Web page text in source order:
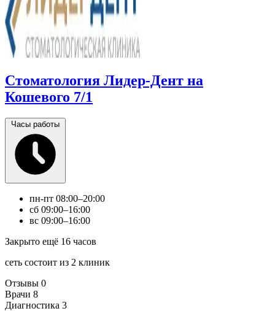
Стоматология Лидер-Дент на
Кошевого 7/1
Часы работы
пн-пт 08:00–20:00
сб 09:00–16:00
вс 09:00–16:00
Закрыто ещё 16 часов
сеть состоит из 2 клиник
Отзывы 0
Врачи 8
Диагностика 3